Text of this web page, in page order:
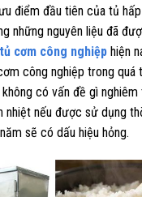
điểm đầu tiên của tủ
những nguyên liệu đã
tủ cơm công nghiệp hiện
công nghiệp trong quá
không có vấn đề gì
nhiệt nếu được sử dụng
sẽ có dấu hiệu hỏng.